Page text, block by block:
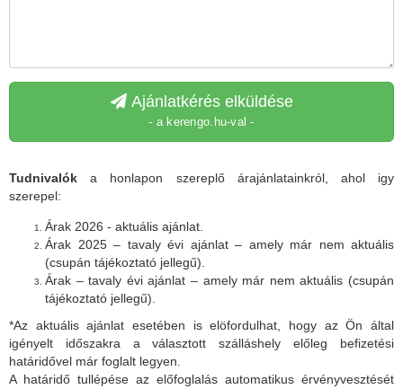
Ajánlatkérés elküldése
- a kerengo.hu-val -
Tudnivalók a honlapon szereplő árajánlatainkról, ahol igy
szerepel:
Árak 2026 - aktuális ajánlat.
Árak 2025 – tavaly évi ajánlat – amely már nem aktuális
(csupán tájékoztató jellegű).
Árak – tavaly évi ajánlat – amely már nem aktuális (csupán
tájékoztató jellegű).
*Az aktuális ajánlat esetében is elöfordulhat, hogy az Ön által
igényelt időszakra a választott szálláshely előleg befizetési
határidővel már foglalt legyen.
A határidő tullépése az előfoglalás automatikus érvényvesztését